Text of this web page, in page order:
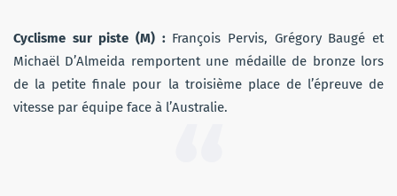
Cyclisme sur piste (M) : François Pervis, Grégory Baugé et
Michaël D’Almeida remportent une médaille de bronze lors
de la petite finale pour la troisième place de l’épreuve de
vitesse par équipe face à l’Australie.